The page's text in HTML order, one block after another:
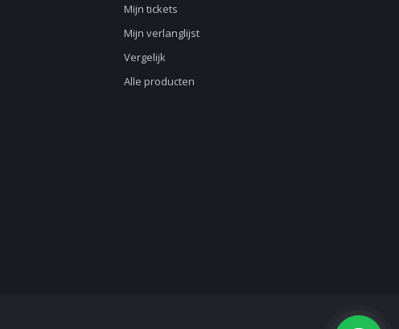
Mijn tickets
Mijn verlanglijst
Vergelijk
Alle producten